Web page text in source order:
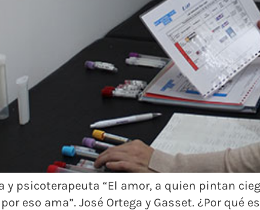
y psicoterapeuta “El amor, a quien pintan
eso ama”. José Ortega y Gasset. ¿Por